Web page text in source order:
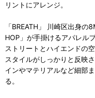
リントにアレンジ。
「BREATH」 川崎区出身
HOP」が手掛けるアパレル
ストリートとハイエンドの
スタイルがしっかりと反映
インやマテリアルなど細部
る。